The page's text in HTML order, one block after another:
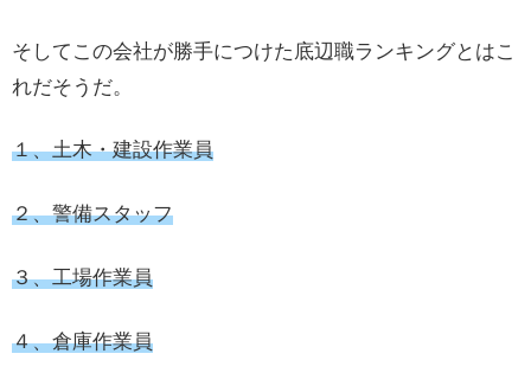
そしてこの会社が勝手につけた底辺職ランキングとはこ
れだそうだ。
１、土木・建設作業員
２、警備スタッフ
３、工場作業員
４、倉庫作業員